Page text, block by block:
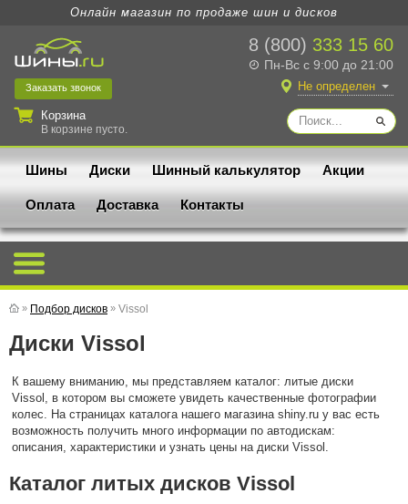
Онлайн магазин по продаже шин и дисков
8 (800) 333 15 60
Пн-Вс с 9:00 до 21:00
Заказать звонок
Корзина
В корзине пусто.
Не определен
Шины Диски Шинный калькулятор Акции
Оплата Доставка Контакты
» Подбор дисков » Vissol
Диски Vissol
К вашему вниманию, мы представляем каталог: литые диски
Vissol, в котором вы сможете увидеть качественные фотографии
колес. На страницах каталога нашего магазина shiny.ru у вас есть
возможность получить много информации по автодискам:
описания, характеристики и узнать цены на диски Vissol.
Каталог литых дисков Vissol